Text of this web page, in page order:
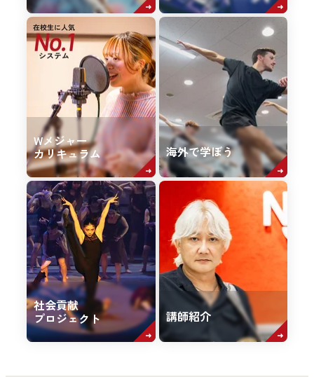
Wメジャー
カリキュラム 海外で学ぼう
社会貢献
プロジェクト 講師紹介